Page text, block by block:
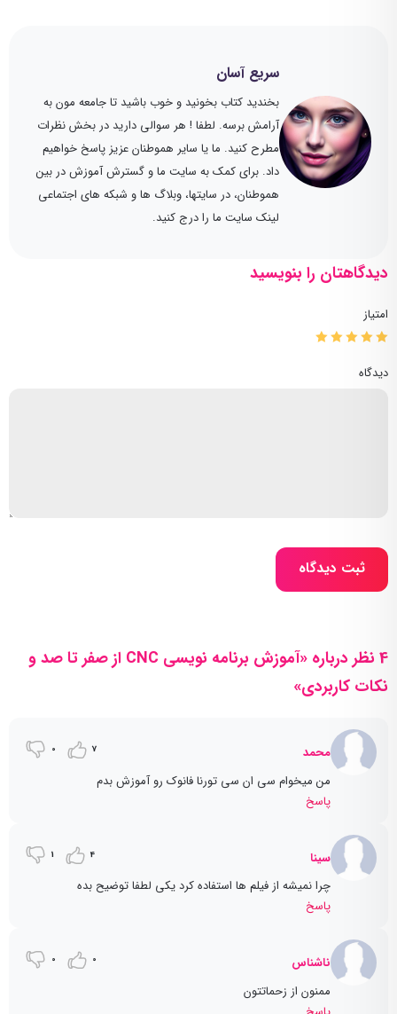
سریع آسان
بخندید کتاب بخونید و خوب باشید تا جامعه مون به
آرامش برسه. لطفا ! هر سوالی دارید در بخش نظرات
مطرح کنید. ما یا سایر هموطنان عزیز پاسخ خواهیم
داد. برای کمک به سایت ما و گسترش آموزش در بین
هموطنان، در سایتها، وبلاگ ها و شبکه های اجتماعی
لینک سایت ما را درج کنید.
دیدگاهتان را بنویسید
امتیاز
دیدگاه
ثبت دیدگاه
4 نظر درباره «آموزش برنامه نویسی CNC از صفر تا صد و
نکات کاربردی»
محمد 7
0
من میخوام سی ان سی تورنا فانوک رو آموزش بدم
پاسخ
سینا 4
1
چرا نمیشه از فیلم ها استفاده کرد یکی لطفا توضیح بده
پاسخ
ناشناس 0
0
ممنون از زحماتتون